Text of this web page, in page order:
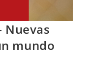
Nuevas
mundo